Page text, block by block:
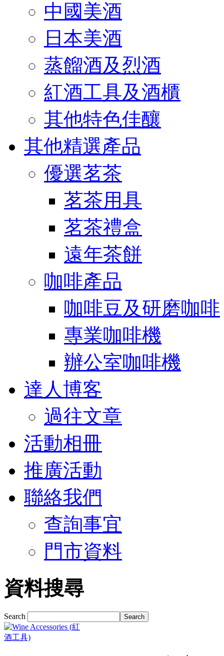
中國美酒
日本美酒
蒸餾酒及烈酒
紅酒工具及酒櫃
其他特色佳釀
其他精選產品
優選茗茶
茗茶用具
茗茶禮盒
遠年茶餅
咖啡產品
咖啡豆及研磨咖啡
專業咖啡機
辦公室咖啡機
達人博客
過往文章
活動相冊
推廣活動
聯絡我們
查詢事宜
門市資料
資料搜尋
Search